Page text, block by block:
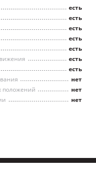
есть
есть
есть
есть
есть
есть
есть
нет
нет
положений
нет